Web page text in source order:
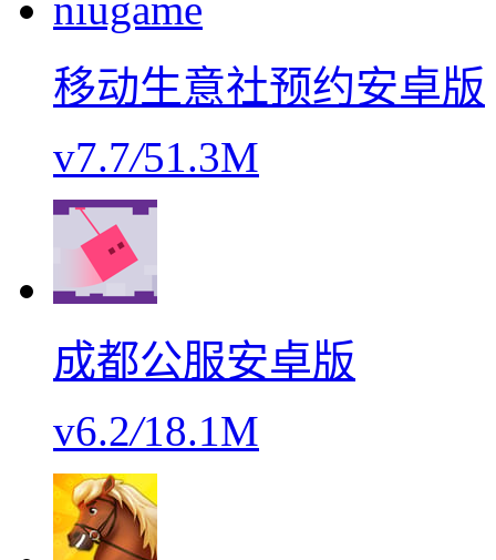
移动生意社预约安卓版
v7.7/51.3M
成都公服安卓版
v6.2/18.1M